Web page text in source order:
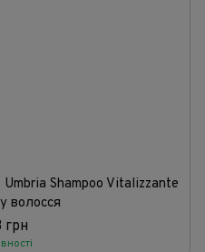
Shampoo Vitalizzante
волосся
грн